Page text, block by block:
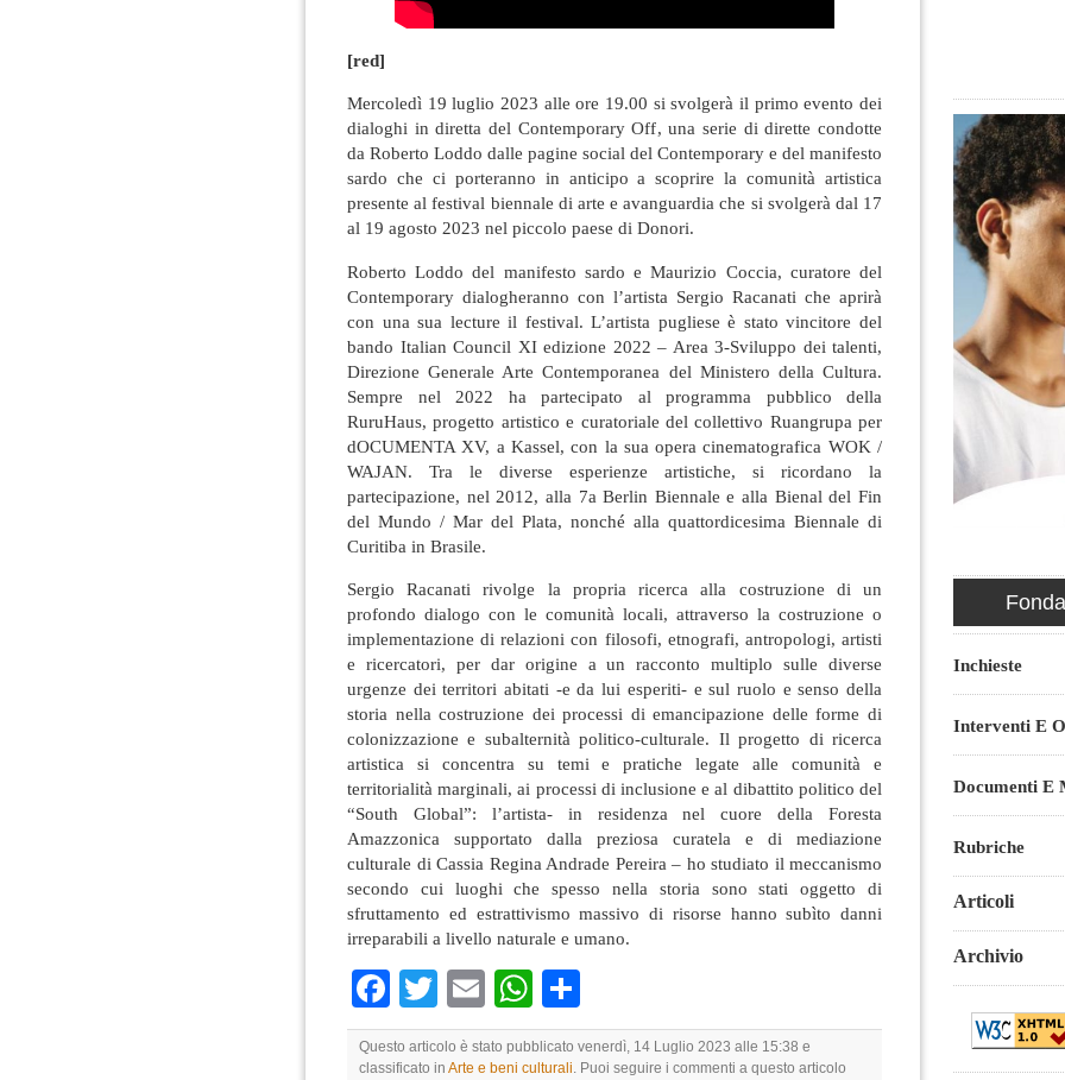
[red]
Mercoledì 19 luglio 2023 alle ore 19.00 si svolgerà il primo evento dei
dialoghi in diretta del Contemporary Off, una serie di dirette condotte
da Roberto Loddo dalle pagine social del Contemporary e del manifesto
sardo che ci porteranno in anticipo a scoprire la comunità artistica
presente al festival biennale di arte e avanguardia che si svolgerà dal 17
al 19 agosto 2023 nel piccolo paese di Donori.
Roberto Loddo del manifesto sardo e Maurizio Coccia, curatore del
Contemporary dialogheranno con l’artista Sergio Racanati che aprirà
con una sua lecture il festival. L’artista pugliese è stato vincitore del
bando Italian Council XI edizione 2022 – Area 3-Sviluppo dei talenti,
Direzione Generale Arte Contemporanea del Ministero della Cultura.
Sempre nel 2022 ha partecipato al programma pubblico della
RuruHaus, progetto artistico e curatoriale del collettivo Ruangrupa per
dOCUMENTA XV, a Kassel, con la sua opera cinematografica WOK /
WAJAN. Tra le diverse esperienze artistiche, si ricordano la
partecipazione, nel 2012, alla 7a Berlin Biennale e alla Bienal del Fin
del Mundo / Mar del Plata, nonché alla quattordicesima Biennale di
Curitiba in Brasile.
Sergio Racanati rivolge la propria ricerca alla costruzione di un
profondo dialogo con le comunità locali, attraverso la costruzione o
implementazione di relazioni con filosofi, etnografi, antropologi, artisti
e ricercatori, per dar origine a un racconto multiplo sulle diverse
urgenze dei territori abitati -e da lui esperiti- e sul ruolo e senso della
storia nella costruzione dei processi di emancipazione delle forme di
colonizzazione e subalternità politico-culturale. Il progetto di ricerca
artistica si concentra su temi e pratiche legate alle comunità e
territorialità marginali, ai processi di inclusione e al dibattito politico del
“South Global”: l’artista- in residenza nel cuore della Foresta
Amazzonica supportato dalla preziosa curatela e di mediazione
culturale di Cassia Regina Andrade Pereira – ho studiato il meccanismo
secondo cui luoghi che spesso nella storia sono stati oggetto di
sfruttamento ed estrattivismo massivo di risorse hanno subìto danni
irreparabili a livello naturale e umano.
Facebook
TwitterEmailWhatsApp
Questo articolo è stato pubblicato venerdì, 14 Luglio 2023 alle 15:38 e
classificato in Arte e beni culturali. Puoi seguire i commenti a questo articolo
Inchieste
Interventi E
Documenti E
Rubriche
Articoli
Archivio